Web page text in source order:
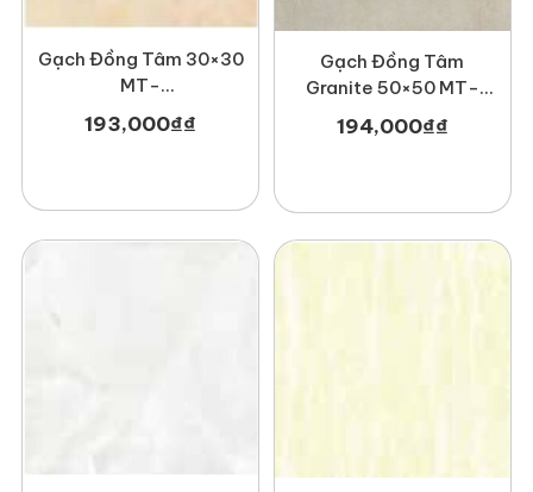
Gạch Đồng Tâm 30×30
MT-
GDT3030Hoabien004
193,000₫₫
Gạch Đồng Tâm
Granite 50×50 MT-
194,000₫₫